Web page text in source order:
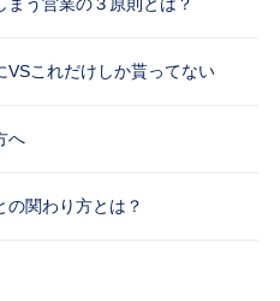
う営業の３原則とは？
VSこれだけしか貰ってない
へ
の関わり方とは？